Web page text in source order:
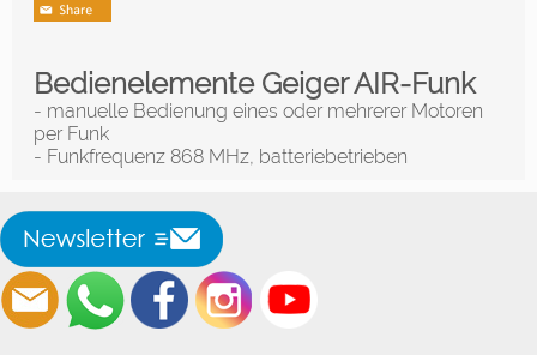
Bedienelemente Geiger AIR-Funk
- manuelle Bedienung eines oder mehrerer Motoren
per Funk
- Funkfrequenz 868 MHz, batteriebetrieben